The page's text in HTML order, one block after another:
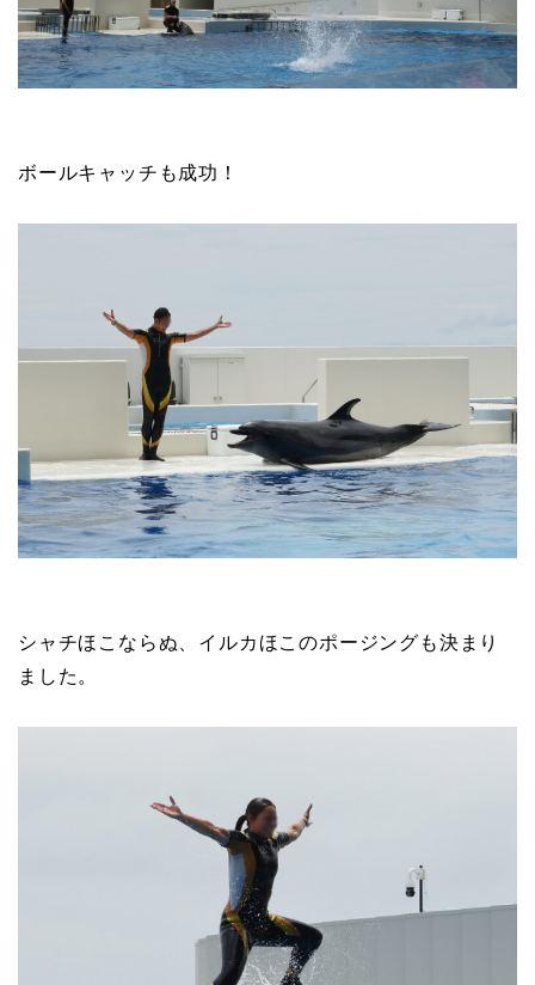
ボールキャッチも成功！
シャチほこならぬ、イルカほこのポージングも決まり
ました。